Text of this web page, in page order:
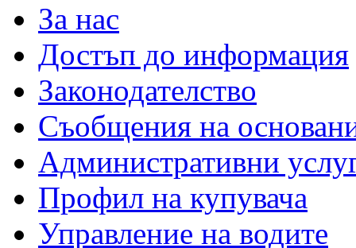
За нас
Достъп до информация
Законодателство
Съобщения на
Административни
Профил на купувача
Управление на водите